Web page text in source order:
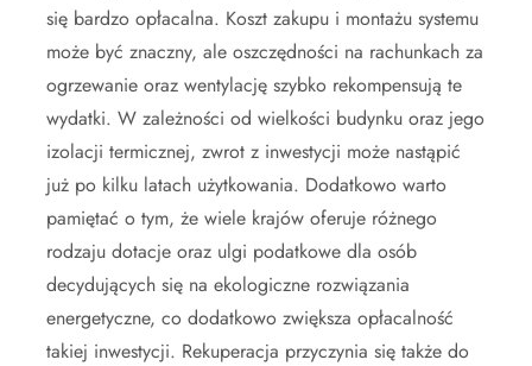
się bardzo opłacalna. Koszt zakupu i montażu systemu
może być znaczny, ale oszczędności na rachunkach za
ogrzewanie oraz wentylację szybko rekompensują te
wydatki. W zależności od wielkości budynku oraz jego
izolacji termicznej, zwrot z inwestycji może nastąpić
już po kilku latach użytkowania. Dodatkowo warto
pamiętać o tym, że wiele krajów oferuje różnego
rodzaju dotacje oraz ulgi podatkowe dla osób
decydujących się na ekologiczne rozwiązania
energetyczne, co dodatkowo zwiększa opłacalność
takiej inwestycji. Rekuperacja przyczynia się także do